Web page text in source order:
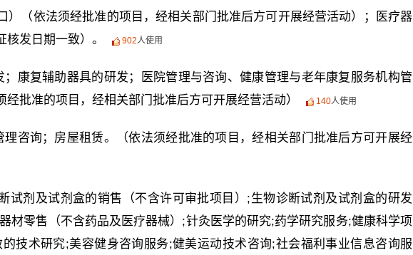
）（依法须经批准的项目，经相关部门批准后方可开展经营活动）；医疗器
发日期一致）。
902人使用
；康复辅助器具的研发；医院管理与咨询、健康管理与老年康复服务机构管
批准的项目，经相关部门批准后方可开展经营活动）
140人使用
理咨询；房屋租赁。（依法须经批准的项目，经相关部门批准后方可开展经
试剂及试剂盒的销售（不含许可审批项目）;生物诊断试剂及试剂盒的研发
材零售（不含药品及医疗器械）;针灸医学的研究;药学研究服务;健康科学项
技术研究;美容健身咨询服务;健美运动技术咨询;社会福利事业信息咨询服